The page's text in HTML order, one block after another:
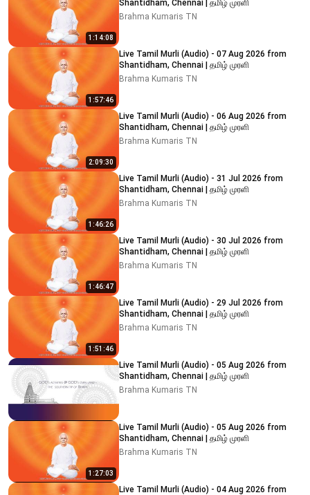
1:14:08
Shantidham, Chennai | தமிழ் முரளி
Brahma Kumaris TN
1:57:46
Live Tamil Murli (Audio) - 07 Aug 2026 from
Shantidham, Chennai | தமிழ் முரளி
Brahma Kumaris TN
2:09:30
Live Tamil Murli (Audio) - 06 Aug 2026 from
Shantidham, Chennai | தமிழ் முரளி
Brahma Kumaris TN
1:46:26
Live Tamil Murli (Audio) - 31 Jul 2026 from
Shantidham, Chennai | தமிழ் முரளி
Brahma Kumaris TN
1:46:47
Live Tamil Murli (Audio) - 30 Jul 2026 from
Shantidham, Chennai | தமிழ் முரளி
Brahma Kumaris TN
1:51:46
Live Tamil Murli (Audio) - 29 Jul 2026 from
Shantidham, Chennai | தமிழ் முரளி
Brahma Kumaris TN
Live Tamil Murli (Audio) - 05 Aug 2026 from
Shantidham, Chennai | தமிழ் முரளி
Brahma Kumaris TN
1:27:03
Live Tamil Murli (Audio) - 05 Aug 2026 from
Shantidham, Chennai | தமிழ் முரளி
Brahma Kumaris TN
Live Tamil Murli (Audio) - 04 Aug 2026 from